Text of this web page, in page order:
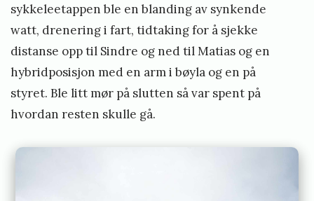
sykkeleetappen ble en blanding av synkende
watt, drenering i fart, tidtaking for å sjekke
distanse opp til Sindre og ned til Matias og en
hybridposisjon med en arm i bøyla og en på
styret. Ble litt mør på slutten så var spent på
hvordan resten skulle gå.